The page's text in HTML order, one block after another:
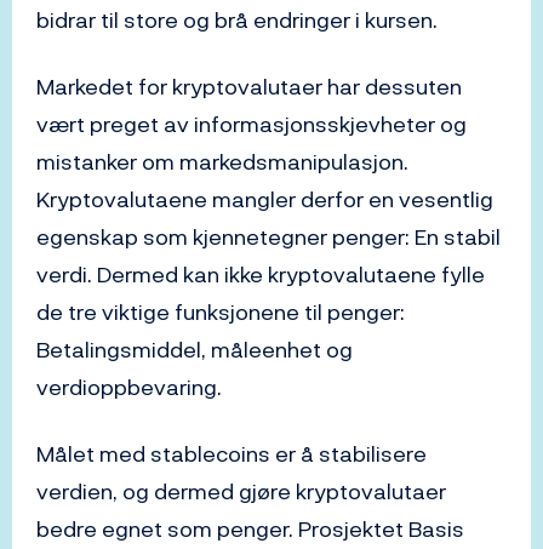
bidrar til store og brå endringer i kursen.
Markedet for kryptovalutaer har dessuten
vært preget av informasjonsskjevheter og
mistanker om markedsmanipulasjon.
Kryptovalutaene mangler derfor en vesentlig
egenskap som kjennetegner penger: En stabil
verdi. Dermed kan ikke kryptovalutaene fylle
de tre viktige funksjonene til penger:
Betalingsmiddel, måleenhet og
verdioppbevaring.
Målet med stablecoins er å stabilisere
verdien, og dermed gjøre kryptovalutaer
bedre egnet som penger. Prosjektet Basis